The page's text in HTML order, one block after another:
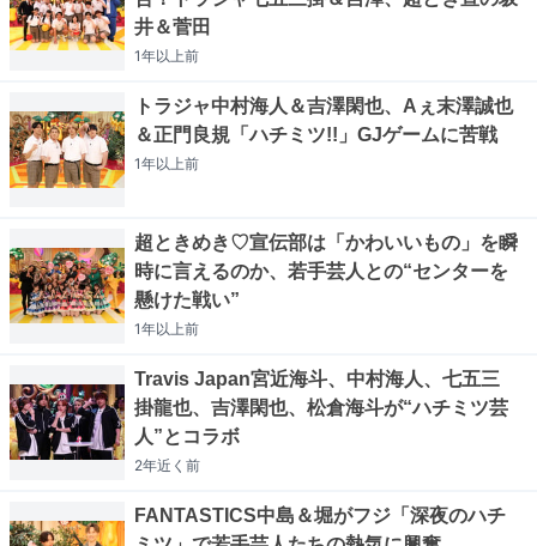
井＆菅田
1年以上前
トラジャ中村海人＆吉澤閑也、Aぇ末澤誠也
＆正門良規「ハチミツ!!」GJゲームに苦戦
1年以上前
超ときめき♡宣伝部は「かわいいもの」を瞬
時に言えるのか、若手芸人との“センターを
懸けた戦い”
1年以上前
Travis Japan宮近海斗、中村海人、七五三
掛龍也、吉澤閑也、松倉海斗が“ハチミツ芸
人”とコラボ
2年近く 前
FANTASTICS中島＆堀がフジ「深夜のハチ